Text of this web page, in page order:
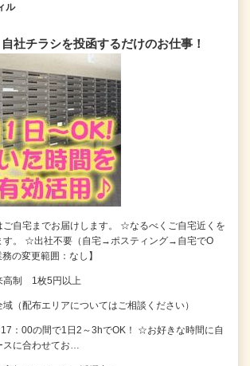
ル
社チラシを投函するだけのお仕事！
ご自宅までお届けします。 ☆なるべくご自宅近くを
す。 ☆出社不要（自宅→ポスティング→自宅でO
の変更範囲：なし】
高制 1枚5円以上
（配布エリアについてはご相談ください）
：00の間で1日2～3hでOK！ ☆お好きな時間に自
スに合わせてお…